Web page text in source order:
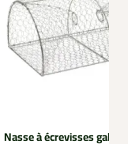
Nasse à écrevisses